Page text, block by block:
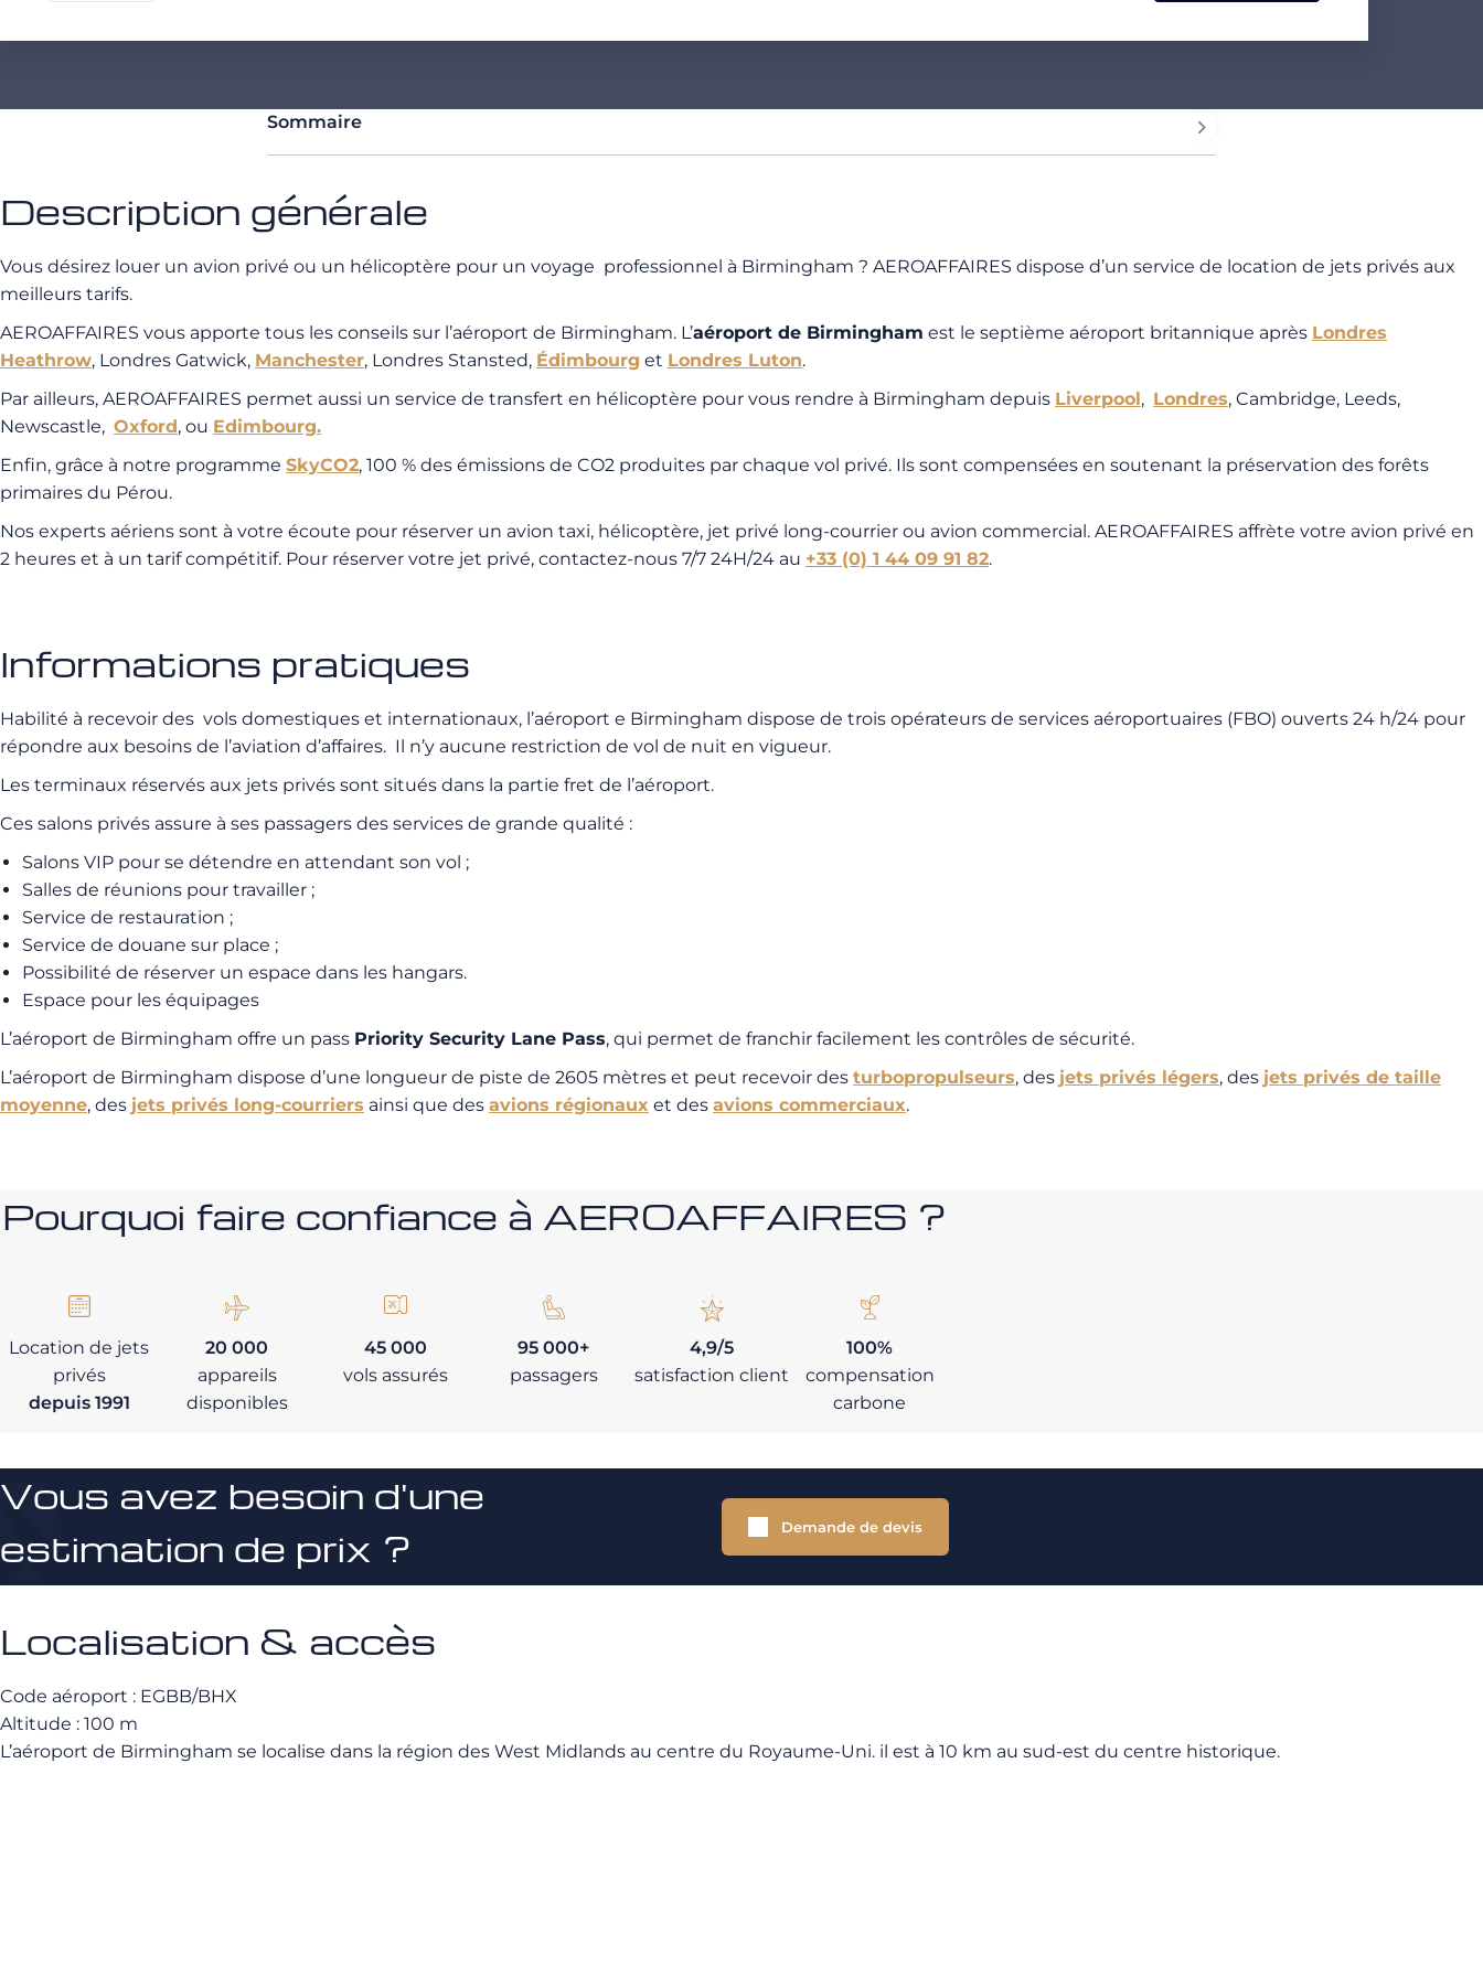
Sommaire
Description générale
Vous désirez louer un avion privé ou un hélicoptère pour un voyage professionnel à Birmingham ? AEROAFFAIRES dispose d’un service de location de jets privés aux
meilleurs tarifs.
AEROAFFAIRES vous apporte tous les conseils sur l’aéroport de Birmingham. L’aéroport de Birmingham est le septième aéroport britannique après Londres
Heathrow, Londres Gatwick, Manchester, Londres Stansted, Édimbourg et Londres Luton.
Par ailleurs, AEROAFFAIRES permet aussi un service de transfert en hélicoptère pour vous rendre à Birmingham depuis Liverpool, Londres, Cambridge, Leeds,
Newscastle, Oxford, ou Edimbourg.
Enfin, grâce à notre programme SkyCO2, 100 % des émissions de CO2 produites par chaque vol privé. Ils sont compensées en soutenant la préservation des forêts
primaires du Pérou.
Nos experts aériens sont à votre écoute pour réserver un avion taxi, hélicoptère, jet privé long-courrier ou avion commercial. AEROAFFAIRES affrète votre avion privé en
2 heures et à un tarif compétitif. Pour réserver votre jet privé, contactez-nous 7/7 24H/24 au +33 (0) 1 44 09 91 82.
Informations pratiques
Habilité à recevoir des vols domestiques et internationaux, l’aéroport e Birmingham dispose de trois opérateurs de services aéroportuaires (FBO) ouverts 24 h/24 pour
répondre aux besoins de l’aviation d’affaires. Il n’y aucune restriction de vol de nuit en vigueur.
Les terminaux réservés aux jets privés sont situés dans la partie fret de l’aéroport.
Ces salons privés assure à ses passagers des services de grande qualité :
Salons VIP pour se détendre en attendant son vol ;
Salles de réunions pour travailler ;
Service de restauration ;
Service de douane sur place ;
Possibilité de réserver un espace dans les hangars.
Espace pour les équipages
L’aéroport de Birmingham offre un pass Priority Security Lane Pass, qui permet de franchir facilement les contrôles de sécurité.
L’aéroport de Birmingham dispose d’une longueur de piste de 2605 mètres et peut recevoir des turbopropulseurs, des jets privés légers, des jets privés de taille
moyenne, des jets privés long-courriers ainsi que des avions régionaux et des avions commerciaux.
Pourquoi faire confiance à AEROAFFAIRES ?
Location de jets
privés
depuis 1991
20 000
appareils
disponibles
45 000
vols assurés
95 000+
passagers
4,9/5
satisfaction client
100%
compensation
carbone
Vous avez besoin d'une
estimation de prix ?
Demande de devis
Localisation & accès
Code aéroport : EGBB/BHX
Altitude : 100 m
L’aéroport de Birmingham se localise dans la région des West Midlands au centre du Royaume-Uni. il est à 10 km au sud-est du centre historique.